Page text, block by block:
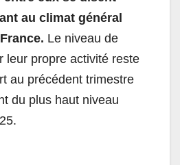
au climat général
Le niveau de
leur propre activité reste
au précédent trimestre
du plus haut niveau